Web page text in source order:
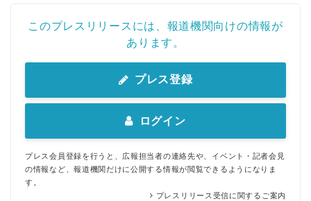
このプレスリリースには、報道機関向けの情報が
あります。
プレス登録
ログイン
プレス会員登録を行うと、広報担当者の連絡先や、イベント・記者会見
の情報など、報道機関だけに公開する情報が閲覧できるようになりま
す。
プレスリリース受信に関するご案内